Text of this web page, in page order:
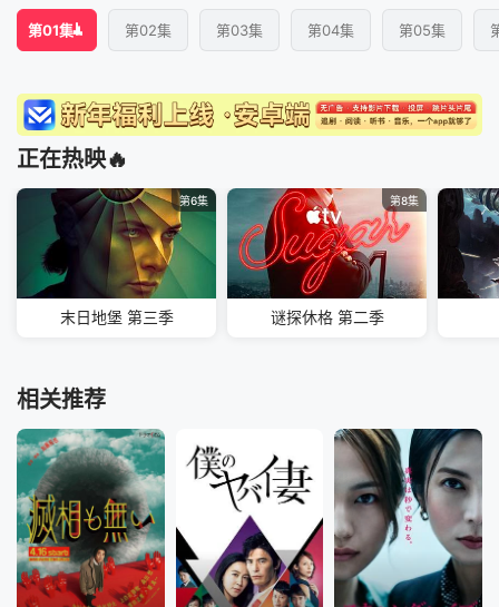
第01集 第02集 第03集 第04集 第05集
正在热映🔥
第6集
末日地堡 第三季
第8集
谜探休格 第二季
相关推荐